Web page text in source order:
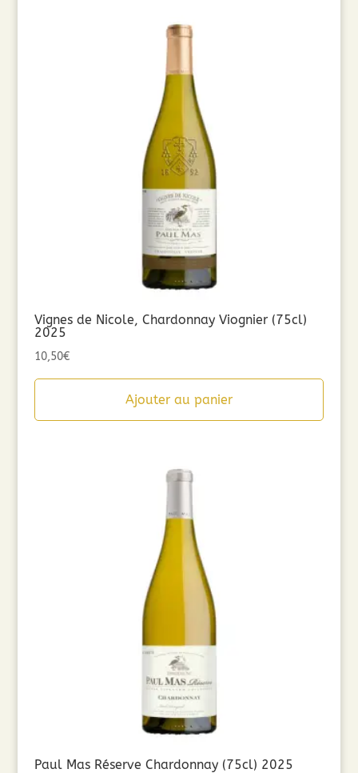
Vignes de Nicole, Chardonnay Viognier (75cl)
2025
10,50€
Ajouter au panier
Paul Mas Réserve Chardonnay (75cl) 2025